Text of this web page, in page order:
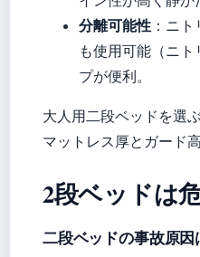
分離可能性 ：ニ
も使用可能（ニ
プが便利。
大人用二段ベッドを選
マットレス厚とガード
2段ベッドは
二段ベッドの事故原因